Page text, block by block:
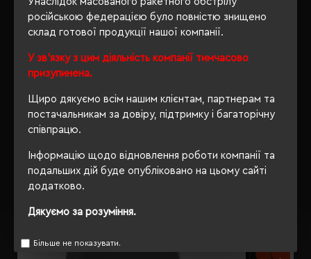
російською федерацією було повністю знищено
склад готової продукції нашої компанії.
У зв'язку з цим діяльність компанії тимчасово
призупинена.
Щиро дякуємо всім нашим клієнтам, партнерам та
постачальникам за довіру, підтримку і багаторічну
співпрацю.
Інформацію щодо відновлення роботи компанії та
подальших дій буде опубліковано на цьому сайті
додатково.
Дякуємо за розуміння.
Більше не показувати.
РЕКОМЕНДУЄМО